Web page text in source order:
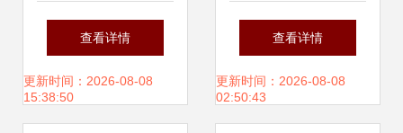
络文化经营 新时代
的数字化赋能与内
查看详情
更新时间：2026-08-08
15:38:50
许可证 申请流程与
合规要点
查看详情
更新时间：2026-08-08
02:50:43